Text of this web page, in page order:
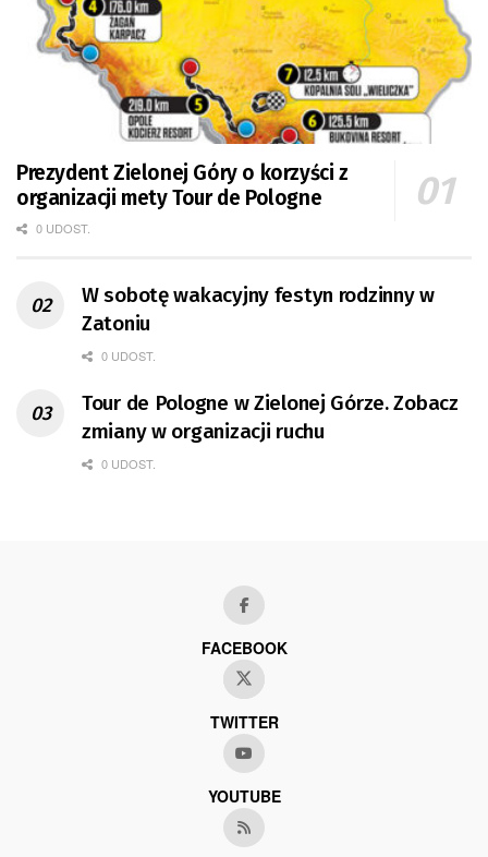
Prezydent Zielonej Góry o korzyści z
organizacji mety Tour de Pologne
0 UDOST.
W sobotę wakacyjny festyn rodzinny w
Zatoniu
0 UDOST.
Tour de Pologne w Zielonej Górze. Zobacz
zmiany w organizacji ruchu
0 UDOST.
FACEBOOK
TWITTER
YOUTUBE